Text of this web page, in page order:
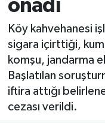
onadı
Köy kahvehanesi
sigara içirttiği,
komşu, jandarma
Başlatılan
iftira attığı
cezası verildi.
Devrek
Gökçebey
Bartın
Son Dakika
Haber Arşivi